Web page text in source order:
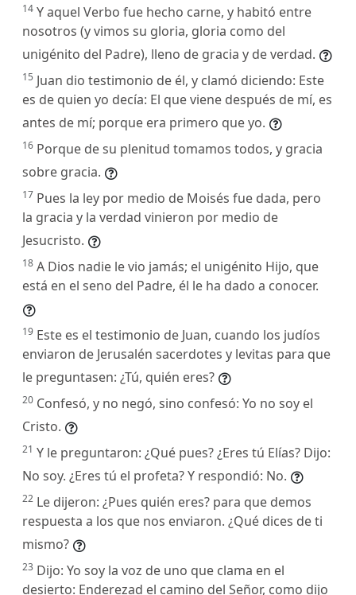
14 Y aquel Verbo fue hecho carne, y habitó entre
nosotros (y vimos su gloria, gloria como del
unigénito del Padre), lleno de gracia y de verdad.
15 Juan dio testimonio de él, y clamó diciendo: Este
es de quien yo decía: El que viene después de mí, es
antes de mí; porque era primero que yo.
16 Porque de su plenitud tomamos todos, y gracia
sobre gracia.
17 Pues la ley por medio de Moisés fue dada, pero
la gracia y la verdad vinieron por medio de
Jesucristo.
18 A Dios nadie le vio jamás; el unigénito Hijo, que
está en el seno del Padre, él le ha dado a conocer.
19 Este es el testimonio de Juan, cuando los judíos
enviaron de Jerusalén sacerdotes y levitas para que
le preguntasen: ¿Tú, quién eres?
20 Confesó, y no negó, sino confesó: Yo no soy el
Cristo.
21 Y le preguntaron: ¿Qué pues? ¿Eres tú Elías? Dijo:
No soy. ¿Eres tú el profeta? Y respondió: No.
22 Le dijeron: ¿Pues quién eres? para que demos
respuesta a los que nos enviaron. ¿Qué dices de ti
mismo?
23 Dijo: Yo soy la voz de uno que clama en el
desierto: Enderezad el camino del Señor, como dijo